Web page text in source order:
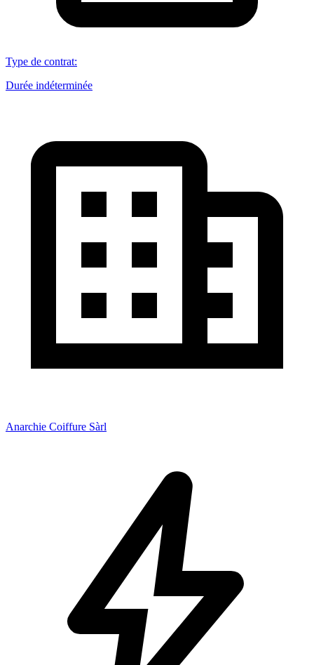
Type de contrat:
Durée indéterminée
Anarchie Coiffure Sàrl